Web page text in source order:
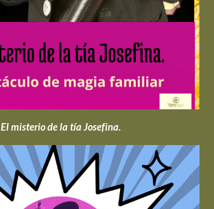
El misterio de la tía Josefina.